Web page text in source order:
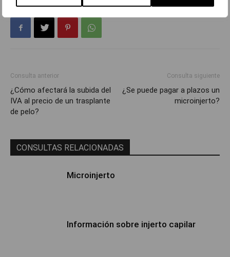
Consulta anterior
¿Cómo afectará la subida del
IVA al precio de un trasplante
de pelo?
Consulta siguiente
¿Se puede pagar a plazos un
microinjerto?
CONSULTAS RELACIONADAS
Microinjerto
Información sobre injerto capilar